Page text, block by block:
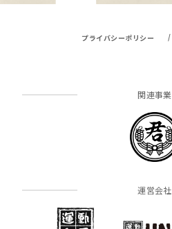
プライバシーポリシー /
関連事業
運営会社